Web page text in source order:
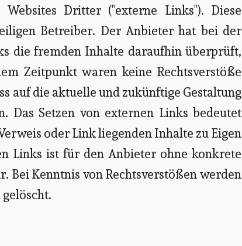
Dritter ("externe Links"). Diese
Betreiber. Der Anbieter hat bei der
die fremden Inhalte daraufhin überprüft,
Zeitpunkt waren keine Rechtsverstöße
auf die aktuelle und zukünftige Gestaltung
Setzen von externen Links bedeutet
oder Link liegenden Inhalte zu Eigen
Links ist für den Anbieter ohne konkrete
Bei Kenntnis von Rechtsverstößen werden